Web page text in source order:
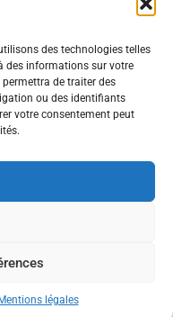
des technologies telles
des informations sur votre
de traiter des
ou des identifiants
votre consentement peut
légales